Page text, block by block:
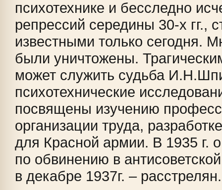
психотехнике и бесследно
репрессий середины 30-х гг.,
известными только сегодня.
были уничтожены.
может служить судьба
психотехнические
посвящены изучению
организации труда,
для Красной армии. В 1935 г.
по обвинению в
в декабре 1937г. – расстрелян.